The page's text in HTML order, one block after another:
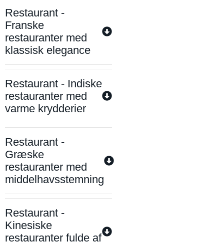
Restaurant -
Franske
restauranter med
klassisk elegance
Restaurant - Indiske
restauranter med
varme krydderier
Restaurant -
Græske
restauranter med
middelhavsstemning
Restaurant -
Kinesiske
restauranter fulde af